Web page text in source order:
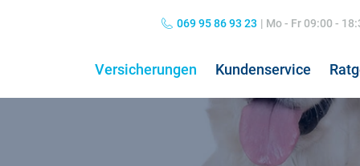
Versicherungen Kundenservice
069 95 86 93 23 | Mo - Fr 09:00 -